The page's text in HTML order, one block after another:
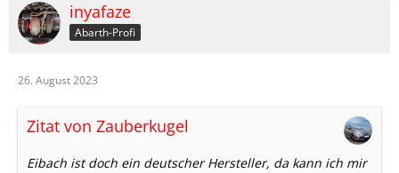
inyafaze
Abarth-Profi
26. August 2023
Zitat von Zauberkugel
Eibach ist doch ein deutscher Hersteller, da kann ich mir